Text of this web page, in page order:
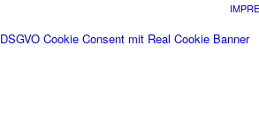
DSGVO Cookie Consent mit Real Cookie Banner